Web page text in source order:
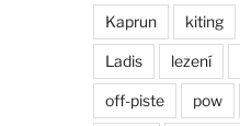
Kaprun kiting
Ladis lezení
off-piste pow